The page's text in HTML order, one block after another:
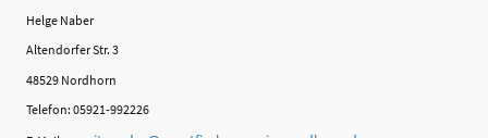
Helge Naber
Altendorfer Str. 3
48529 Nordhorn
Telefon: 05921-992226